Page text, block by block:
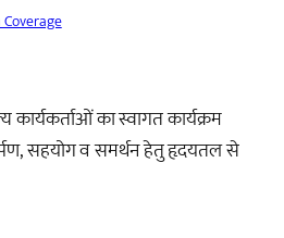
का स्वागत कार्यक्रम
सहयोग व समर्थन हेतु हृदयतल से